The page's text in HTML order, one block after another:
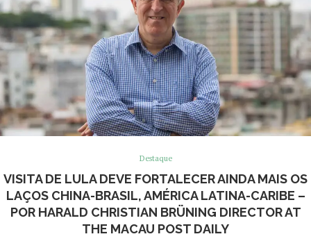
Destaque
VISITA DE LULA DEVE FORTALECER AINDA MAIS OS
LAÇOS CHINA-BRASIL, AMÉRICA LATINA-CARIBE –
POR HARALD CHRISTIAN BRÜNING DIRECTOR AT
THE MACAU POST DAILY